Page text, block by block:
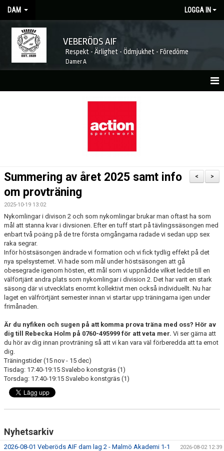
DAM LOGGA IN
VEBERÖDS AIF
Respekt - Ärlighet - Ödmjukhet - Föredöme
Damer A
TRUPPEN
BILDGALLERI
KONTAKT
>
<
Summering av året 2025 samt info
om provträning
2025-10-19 13:02
Nykomlingar i divison 2 och som nykomlingar brukar man oftast ha som
mål att stanna kvar i divsionen. Efter en tuff start på tävlingssäsongen med
enbart två poäng på de tre första omgångarna radade vi sedan upp sex
raka segrar.
Inför höstsäsongen ändrade vi formation och vi fick tydlig effekt på det
nya spelsystemet. Vi hade som mål under höstsäsongen att gå
obesegrade igenom hösten, ett mål som vi uppnådde vilket ledde till en
välförtjänt andra plats som nykomlingar i division 2. Det har varit en stark
säsong där vi utvecklats enormt kollektivt men också individuellt. Nu har
laget en välfrörtjänt semester innan vi startar upp träningarna igen under
frimånaden.
Är du nyfiken och sugen på att komma prova träna med oss? Hör av
dig till Rebecka Holm på 0760-495999 för att veta mer. Vi ser gärna att
du hör av dig innan provträning så att vi kan vara väl förberedda att ta emot
dig.
Träningstider (15 nov - 15 dec)
Tisdag: 17:40-19:15 Svalebo konstgräs (1)
Torsdag: 17:40-19:15 Svalebo konstgräs (1)
Nyhetsarkiv
2026-08-01 Veberöds AIF dam lag 2 - Malmö Akademi 1-1 2026-08-02 12:39